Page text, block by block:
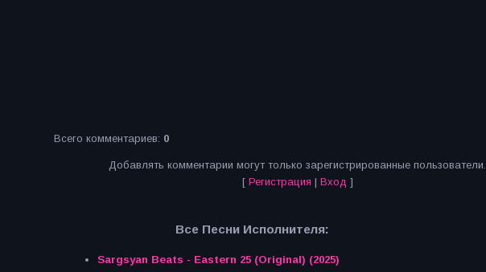
Всего комментариев: 0
Добавлять комментарии могут только зарегистрированные пользователи.
[ Регистрация | Вход ]
Все Песни Исполнителя:
Sargsyan Beats - Eastern 25 (Original) (2025)